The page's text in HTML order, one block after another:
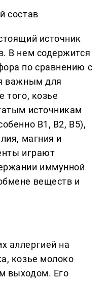
состав
источник
В нем содержится
по сравнению с
важным для
того, козье
источникам
В1, В2, В5),
магния и
играют
иммунной
веществ и
аллергией на
козье молоко
выходом. Его